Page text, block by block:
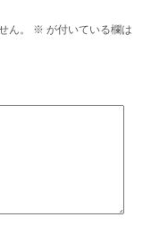
ん。 ※ が付いている欄は